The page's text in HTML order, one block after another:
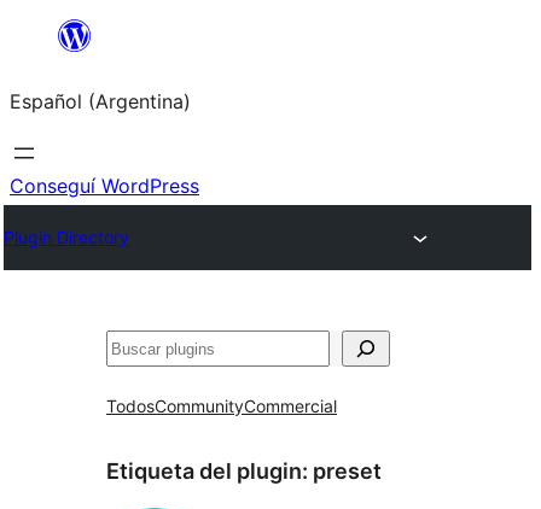
Saltar
contenido
Español (Argentina)
Conseguí WordPress
Plugin Directory
Buscar
TodosCommunityCommercial
Etiqueta del plugin: preset